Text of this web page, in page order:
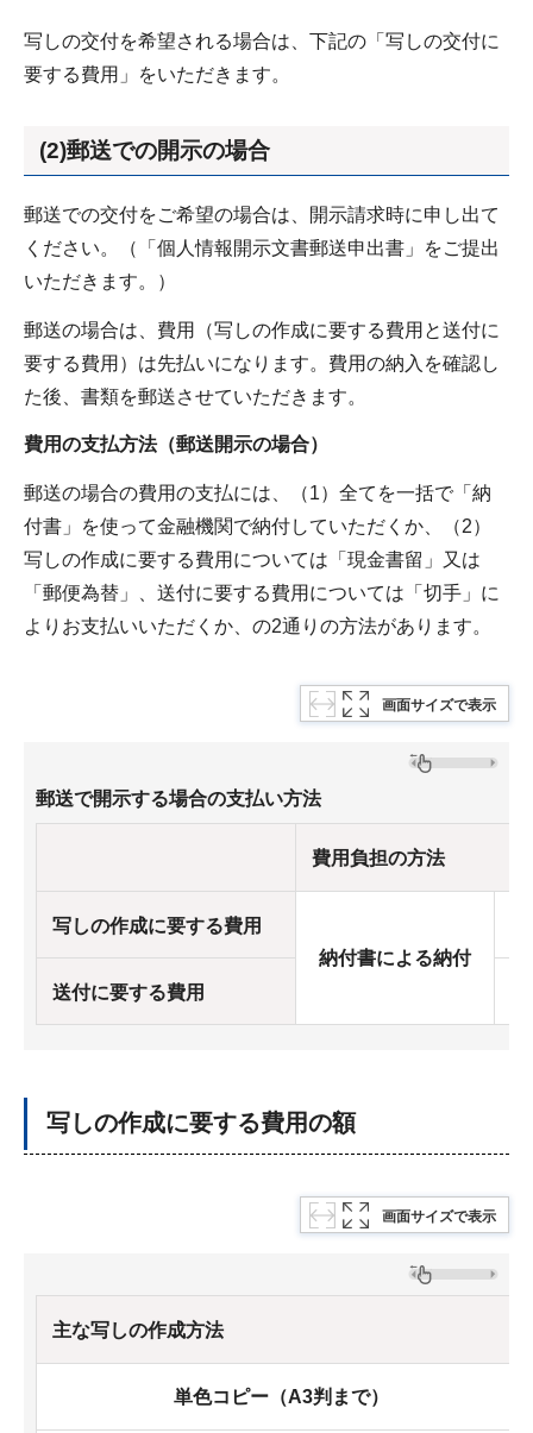
写しの交付を希望される場合は、下記の「写しの交付に
要する費用」をいただきます。
(2)郵送での開示の場合
郵送での交付をご希望の場合は、開示請求時に申し出て
ください。（「個人情報開示文書郵送申出書」をご提出
いただきます。）
郵送の場合は、費用（写しの作成に要する費用と送付に
要する費用）は先払いになります。費用の納入を確認し
た後、書類を郵送させていただきます。
費用の支払方法（郵送開示の場合）
郵送の場合の費用の支払には、（1）全てを一括で「納
付書」を使って金融機関で納付していただくか、（2）
写しの作成に要する費用については「現金書留」又は
「郵便為替」、送付に要する費用については「切手」に
よりお支払いいただくか、の2通りの方法があります。
画面サイズで表示
郵送で開示する場合の支払い方法
費用負担の方法
写しの作成に要する費用
納付書による納付
送付に要する費用
写しの作成に要する費用の額
画面サイズで表示
主な写しの作成方法
単色コピー（A3判まで）